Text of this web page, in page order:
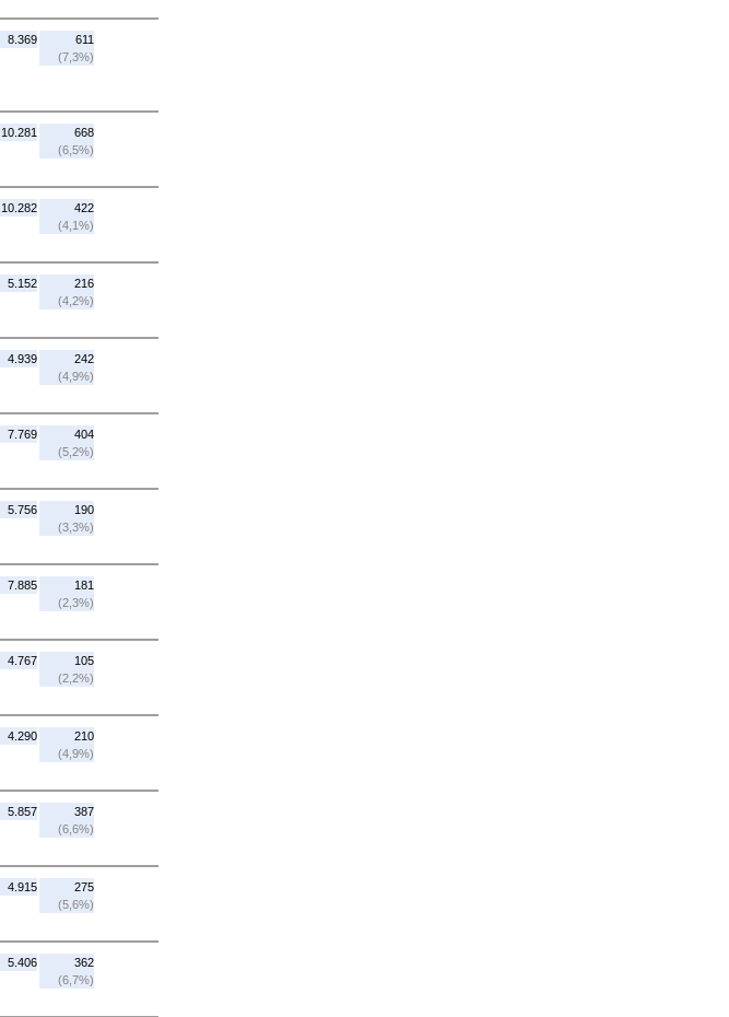
8.369
611
(7,3%)
10.281
668
(6,5%)
10.282
422
(4,1%)
5.152
216
(4,2%)
4.939
242
(4,9%)
7.769
404
(5,2%)
5.756
190
(3,3%)
7.885
181
(2,3%)
4.767
105
(2,2%)
4.290
210
(4,9%)
5.857
387
(6,6%)
4.915
275
(5,6%)
5.406
362
(6,7%)